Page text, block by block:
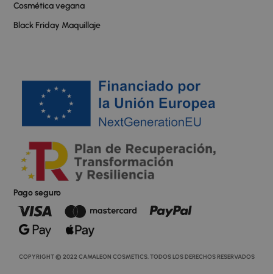
Cosmética vegana
Black Friday Maquillaje
Pago seguro
COPYRIGHT © 2022 CAMALEON COSMETICS. TODOS LOS DERECHOS RESERVADOS